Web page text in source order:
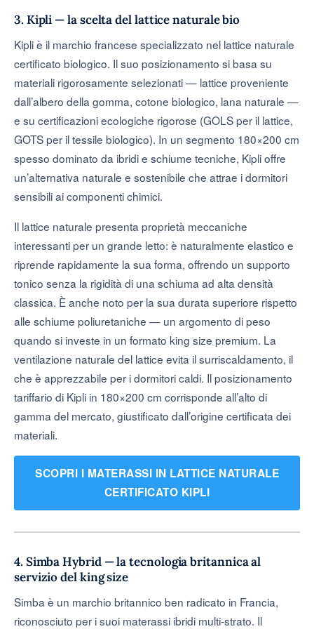
3. Kipli — la scelta del lattice naturale bio
Kipli è il marchio francese specializzato nel lattice naturale
certificato biologico. Il suo posizionamento si basa su
materiali rigorosamente selezionati — lattice proveniente
dall’albero della gomma, cotone biologico, lana naturale —
e su certificazioni ecologiche rigorose (GOLS per il lattice,
GOTS per il tessile biologico). In un segmento 180×200 cm
spesso dominato da ibridi e schiume tecniche, Kipli offre
un’alternativa naturale e sostenibile che attrae i dormitori
sensibili ai componenti chimici.
Il lattice naturale presenta proprietà meccaniche
interessanti per un grande letto: è naturalmente elastico e
riprende rapidamente la sua forma, offrendo un supporto
tonico senza la rigidità di una schiuma ad alta densità
classica. È anche noto per la sua durata superiore rispetto
alle schiume poliuretaniche — un argomento di peso
quando si investe in un formato king size premium. La
ventilazione naturale del lattice evita il surriscaldamento, il
che è apprezzabile per i dormitori caldi. Il posizionamento
tariffario di Kipli in 180×200 cm corrisponde all’alto di
gamma del mercato, giustificato dall’origine certificata dei
materiali.
SCOPRI I MATERASSI IN LATTICE NATURALE
CERTIFICATO KIPLI
4. Simba Hybrid — la tecnologia britannica al
servizio del king size
Simba è un marchio britannico ben radicato in Francia,
riconosciuto per i suoi materassi ibridi multi-strato. Il